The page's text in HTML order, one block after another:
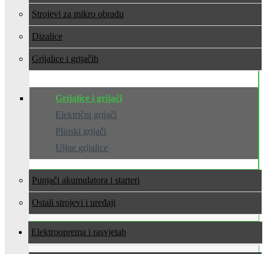
Strojevi za mikro obradu
Dizalice
Grijalice i grijači
Grijalice i grijači
Električni grijači
Plinski grijači
Uljne grijalice
Punjači akumulatora i starteri
Ostali strojevi i uređaji
Elektrooprema i rasvjeta